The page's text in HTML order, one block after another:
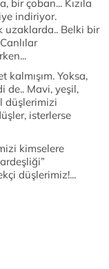
bir çoban... Kızıla
indiriyor.
uzaklarda.. Belki bir
kalmışım. Yoksa,
de.. Mavi, yeşil,
düşlerimizi
isterlerse
kimselere
düşlerimiz!...